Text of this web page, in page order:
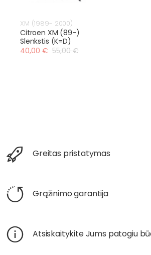
XM (1989- 2000)
Citroen XM (89-)
Slenkstis (K=D)
40,00 € 55,00 €
Greitas pristatymas
Grąžinimo garantija
Atsiskaitykite Jums patogiu